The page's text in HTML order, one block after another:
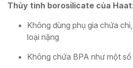
Thủy tinh borosilicate của
Không dùng phụ gia chứa
loại nặng
Không chứa BPA như một